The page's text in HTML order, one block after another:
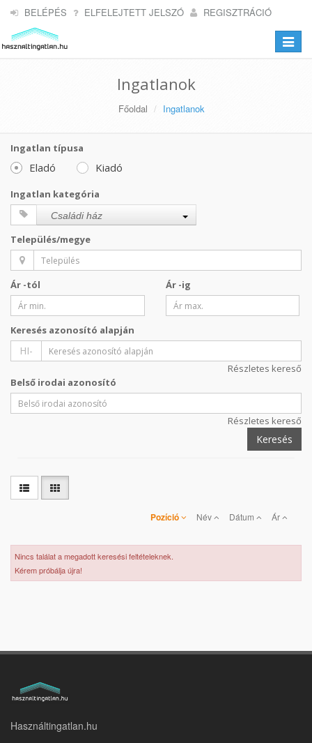
BELÉPÉS ELFELEJTETT JELSZÓ REGISZTRÁCIÓ
Toggle
Ingatlanok
Főoldal Ingatlanok
Ingatlan típusa
Eladó Kiadó
Ingatlan kategória
Családi ház
Település/megye
Ár -tól Ár -ig
Keresés azonosító alapján
HI-
Részletes kereső
Belső irodai azonosító
Részletes kereső
Keresés
Pozíció Név Dátum Ár
Nincs találat a megadott keresési feltételeknek.
Kérem próbálja újra!
Használtingatlan.hu